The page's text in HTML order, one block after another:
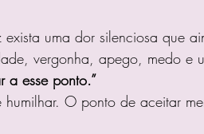
uma dor silenciosa que
vergonha, apego, medo e
a esse ponto.”
O ponto de aceitar